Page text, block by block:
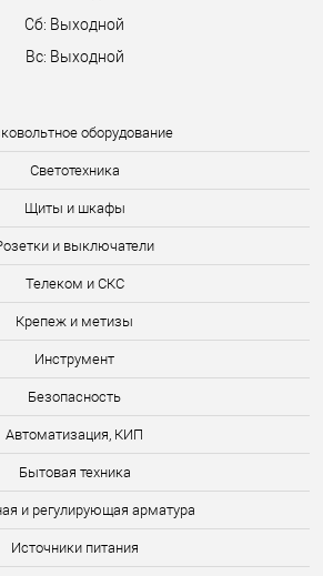
оборудование
Светотехника
Щиты и шкафы
и выключатели
Телеком и СКС
Крепеж и метизы
Инструмент
Безопасность
Автоматизация, КИП
Бытовая техника
и регулирующая арматура
Источники питания
Сб: Выходной
Вс: Выходной